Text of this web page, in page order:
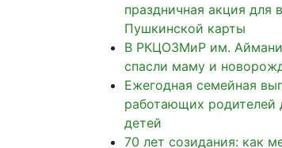
праздничная акция для
Пушкинской карты
В РКЦОЗМиР им.
спасли маму и
Ежегодная семейная
работающих родителей
детей
70 лет созидания: как